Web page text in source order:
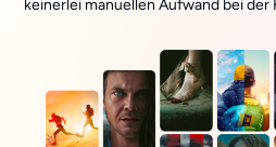
keinerlei manuellen Aufwand bei